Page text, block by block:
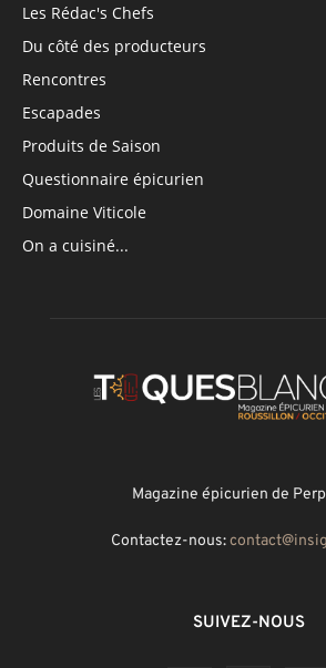
Les Rédac's Chefs
Du côté des producteurs
Rencontres
Escapades
Produits de Saison
Questionnaire épicurien
Domaine Viticole
On a cuisiné...
Magazine épicurien de
Contactez-nous:
SUIVEZ-NOUS